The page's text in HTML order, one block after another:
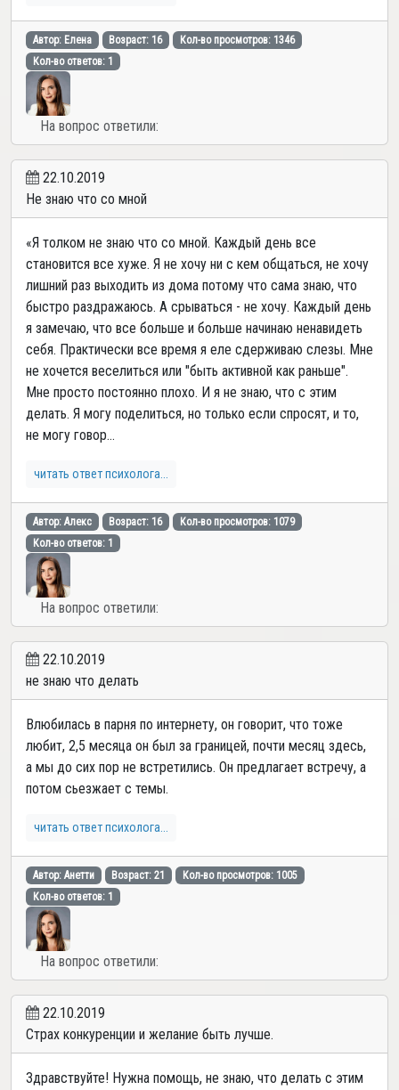
Автор: Елена Возраст: 16
Кол-во просмотров: 1346
Кол-во ответов: 1
На вопрос ответили:
22.10.2019
Не знаю что со мной
«Я толком не знаю что со мной. Каждый день все
становится все хуже. Я не хочу ни с кем общаться, не хочу
лишний раз выходить из дома потому что сама знаю, что
быстро раздражаюсь. А срываться - не хочу. Каждый день
я замечаю, что все больше и больше начинаю ненавидеть
себя. Практически все время я еле сдерживаю слезы. Мне
не хочется веселиться или "быть активной как раньше".
Мне просто постоянно плохо. И я не знаю, что с этим
делать. Я могу поделиться, но только если спросят, и то,
не могу говор...
читать ответ психолога...
Автор: Алекс Возраст: 16
Кол-во просмотров: 1079
Кол-во ответов: 1
На вопрос ответили:
22.10.2019
не знаю что делать
Влюбилась в парня по интернету, он говорит, что тоже
любит, 2,5 месяца он был за границей, почти месяц здесь,
а мы до сих пор не встретились. Он предлагает встречу, а
потом сьезжает с темы.
читать ответ психолога...
Автор: Анетти Возраст: 21
Кол-во просмотров: 1005
Кол-во ответов: 1
На вопрос ответили:
22.10.2019
Страх конкуренции и желание быть лучше.
Здравствуйте! Нужна помощь, не знаю, что делать с этим